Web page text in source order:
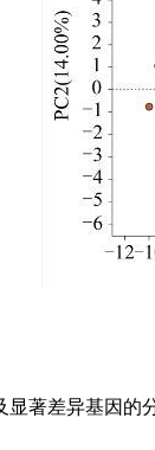
显著差异基因的